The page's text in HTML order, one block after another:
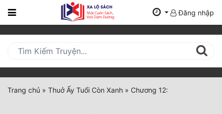
Trang
Mới
Cập
Nhật
(current)
Đăng nhập
Trang chủ » Thuở Ấy Tuổi Còn Xanh » Chương 12: